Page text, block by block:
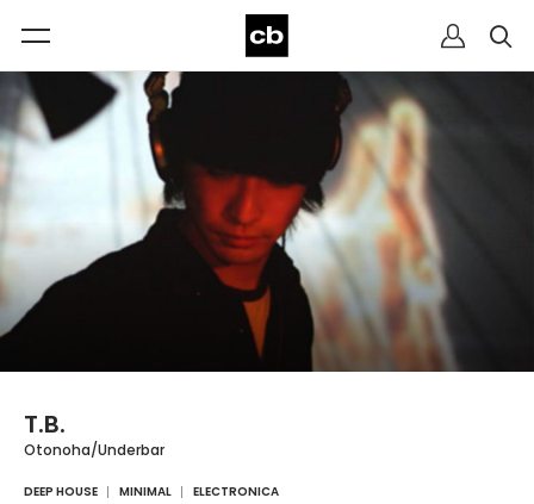
T.B.
Otonoha/Underbar
DEEP HOUSE MINIMAL ELECTRONICA